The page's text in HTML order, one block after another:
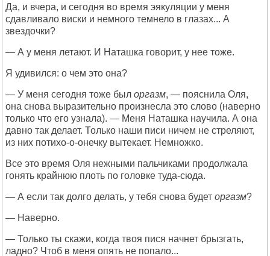
Да, и вчера, и сегодня во время эякуляции у меня
сдавливало виски и немного темнело в глазах... А
звездочки?
— А у меня летают. И Наташка говорит, у нее тоже.
Я удивился: о чем это она?
— У меня сегодня тоже был оргазм, — пояснила Оля,
она снова выразительно произнесла это слово (наверно
только что его узнала). — Меня Наташка научила. А она
давно так делает. Только наши писи ничем не стреляют,
из них потихо-о-онечку вытекает. Немножко.
Все это время Оля нежными пальчиками продолжала
гонять крайнюю плоть по головке туда-сюда.
— А если так долго делать, у тебя снова будет оргазм?
— Наверно.
— Только ты скажи, когда твоя пися начнет брызгать,
ладно? Чтоб в меня опять не попало...